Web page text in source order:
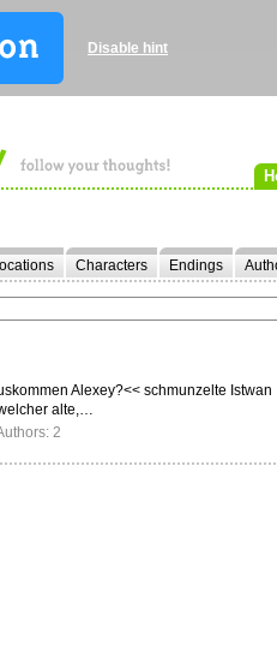
Disable hint
Characters Endings
Alexey?<< schmunzelte Istwan
alte,…
2